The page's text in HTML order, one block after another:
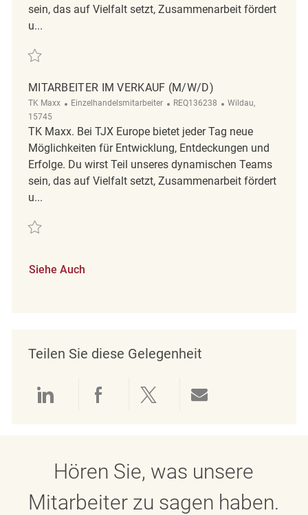
sein, das auf Vielfalt setzt, Zusammenarbeit fördert
u...
Retten Mitarbeiter im Verkauf (m/w/d) REQ85432
MITARBEITER IM VERKAUF (M/W/D)
TK Maxx Kategorie
Einzelhandelsmitarbeiter ReqId
REQ136238 Ort
Wildau,
15745
TK Maxx. Bei TJX Europe bietet jeder Tag neue
Möglichkeiten für Entwicklung, Entdeckungen und
Erfolge. Du wirst Teil unseres dynamischen Teams
sein, das auf Vielfalt setzt, Zusammenarbeit fördert
u...
Retten Mitarbeiter im Verkauf (m/w/d) REQ136238
Siehe Auch
Teilen Sie diese Gelegenheit
Über LinkedIn teilen
Über Facebook teilen
Über Twitter teilen
Hören Sie, was unsere
Mitarbeiter zu sagen haben.